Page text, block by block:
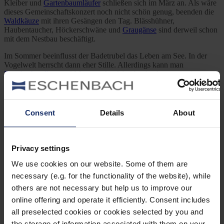
Consent Details About
Privacy settings
We use cookies on our website. Some of them are
necessary (e.g. for the functionality of the website), while
others are not necessary but help us to improve our
online offering and operate it efficiently. Consent includes
all preselected cookies or cookies selected by you and
Kleiber und Gartenbaumläufer schließen sich im März an. Als wäre
dieses Gemeinschaftskonzert noch nicht schön genug, beenden die
Waldkäuze mit ihren Gesängen den Tag. Blässhühner,
Haubentaucher, Höckerschwäne und Graugänse sind derweil schon
mit dem Nestbau beschäftigt.
Im Sommer beeinflusst der Badetrubel das Leben am See. In der
Vogelwelt herrscht dann eher Stille. Allerdings kann man
Rauchschwalbenund Mauersegler dabei beobachten, wie sie zum
Trinken über die Wasserfläche schießen. Der Badebetrieb wird für
eine gute Wasserqualität auch immer wieder unterbrochen.
Democracy International (Lizenz: CC BY-SA 2.0 )
Purpurreiher – Heimlicher König im Schilf
Flussuferläufer – Fürsorglicher Watvogel